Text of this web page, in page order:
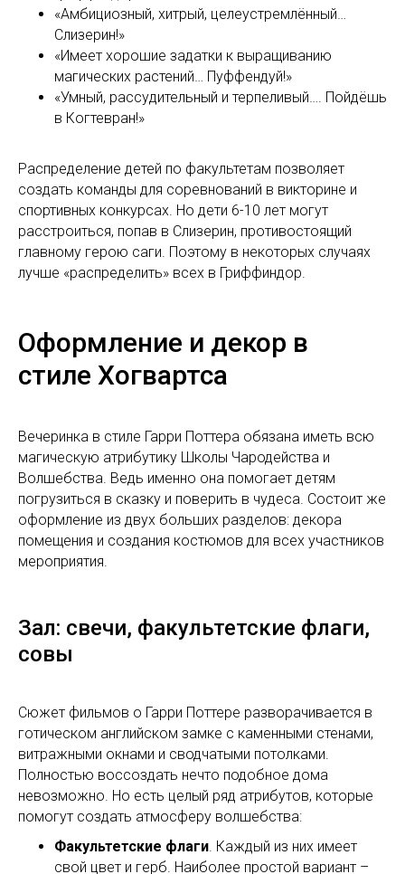
«Амбициозный, хитрый, целеустремлённый…
Слизерин!»
«Имеет хорошие задатки к выращиванию
магических растений… Пуффендуй!»
«Умный, рассудительный и терпеливый…. Пойдёшь
в Когтевран!»
Распределение детей по факультетам позволяет
создать команды для соревнований в викторине и
спортивных конкурсах. Но дети 6-10 лет могут
расстроиться, попав в Слизерин, противостоящий
главному герою саги. Поэтому в некоторых случаях
лучше «распределить» всех в Гриффиндор.
Оформление и декор в
стиле Хогвартса
Вечеринка в стиле Гарри Поттера обязана иметь всю
магическую атрибутику Школы Чародейства и
Волшебства. Ведь именно она помогает детям
погрузиться в сказку и поверить в чудеса. Состоит же
оформление из двух больших разделов: декора
помещения и создания костюмов для всех участников
мероприятия.
Зал: свечи, факультетские флаги,
совы
Сюжет фильмов о Гарри Поттере разворачивается в
готическом английском замке с каменными стенами,
витражными окнами и сводчатыми потолками.
Полностью воссоздать нечто подобное дома
невозможно. Но есть целый ряд атрибутов, которые
помогут создать атмосферу волшебства:
Факультетские флаги. Каждый из них имеет
свой цвет и герб. Наиболее простой вариант –